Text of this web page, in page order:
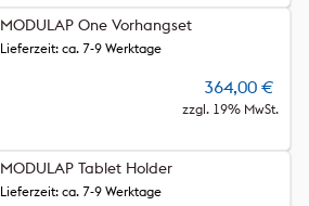
MODULAP One Vorhangset
364,00 €
zzgl. 19% MwSt.
Lieferzeit: ca. 7-9 Werktage
MODULAP Tablet Holder
Lieferzeit: ca. 7-9 Werktage